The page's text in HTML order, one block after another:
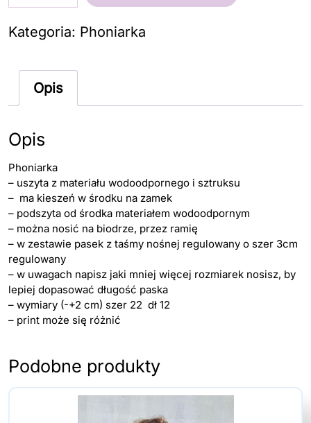
Phoniarka
pozioma
tkanina
tapicerska
Kategoria: Phoniarka
Opis
Opis
Phoniarka
– uszyta z materiału wodoodpornego i sztruksu
– ma kieszeń w środku na zamek
– podszyta od środka materiałem wodoodpornym
– można nosić na biodrze, przez ramię
– w zestawie pasek z taśmy nośnej regulowany o szer 3cm
regulowany
– w uwagach napisz jaki mniej więcej rozmiarek nosisz, by
lepiej dopasować długość paska
– wymiary (-+2 cm) szer 22 dł 12
– print może się różnić
Podobne produkty